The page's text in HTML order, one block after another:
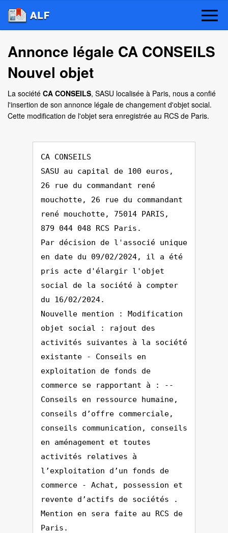
Annonce légale CA CONSEILS
Nouvel objet
La société CA CONSEILS, SASU localisée à Paris, nous a confié
l'insertion de son annonce légale de changement d'objet social.
Cette modification de l'objet sera enregistrée au RCS de Paris.
CA CONSEILS
SASU au capital de 100 euros,
26 rue du commandant rené
mouchotte, 26 rue du commandant
rené mouchotte, 75014 PARIS,
879 044 048 RCS Paris.
Par décision de l'associé unique
en date du 09/02/2024, il a été
pris acte d'élargir l'objet
social de la société à compter
du 16/02/2024.
Nouvelle mention : Modification
objet social : rajout des
activités suivantes à la société
existante - Conseils en
exploitation de fonds de
commerce se rapportant à : --
Conseils en ressource humaine,
conseils d’offre commerciale,
conseils communication, conseils
en aménagement et toutes
activités relatives à
l’exploitation d’un fonds de
commerce - Achat, possession et
revente d’actifs de sociétés .
Mention en sera faite au RCS de
Paris.